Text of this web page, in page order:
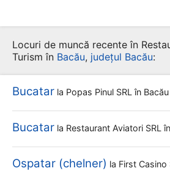
Locuri de muncă recente în
Turism în Bacău, județul Bacău:
Bucatar la Popas Pinul SRL în Bacău
Bucatar la Restaurant Aviatori SRL
Ospatar (chelner) la First Casino